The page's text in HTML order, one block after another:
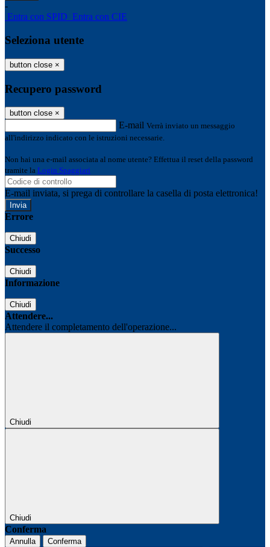
-
Entra con SPID Entra con CIE
Seleziona utente
button close ×
Recupero password
button close ×
E-mail Verrà inviato un messaggio
all'indirizzo indicato con le istruzioni necessarie.
Non hai una e-mail associata al nome utente? Effettua il reset della password
tramite la Login Spaggiari
E-mail inviata, si prega di controllare la casella di posta elettronica!
Errore
Chiudi
Successo
Chiudi
Informazione
Chiudi
Attendere...
Attendere il completamento dell'operazione...
Chiudi
Chiudi
Conferma
Annulla Conferma